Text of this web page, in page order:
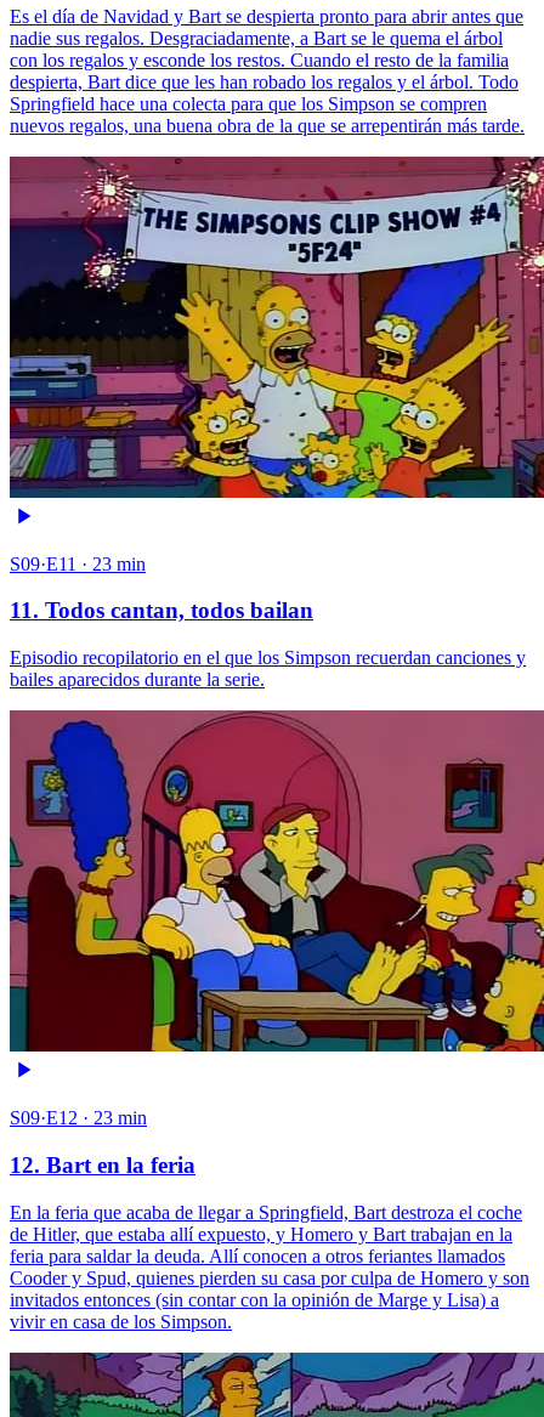
Es el día de Navidad y Bart se despierta pronto para abrir antes que
nadie sus regalos. Desgraciadamente, a Bart se le quema el árbol
con los regalos y esconde los restos. Cuando el resto de la familia
despierta, Bart dice que les han robado los regalos y el árbol. Todo
Springfield hace una colecta para que los Simpson se compren
nuevos regalos, una buena obra de la que se arrepentirán más tarde.
S09·E11 · 23 min
11. Todos cantan, todos bailan
Episodio recopilatorio en el que los Simpson recuerdan canciones y
bailes aparecidos durante la serie.
S09·E12 · 23 min
12. Bart en la feria
En la feria que acaba de llegar a Springfield, Bart destroza el coche
de Hitler, que estaba allí expuesto, y Homero y Bart trabajan en la
feria para saldar la deuda. Allí conocen a otros feriantes llamados
Cooder y Spud, quienes pierden su casa por culpa de Homero y son
invitados entonces (sin contar con la opinión de Marge y Lisa) a
vivir en casa de los Simpson.